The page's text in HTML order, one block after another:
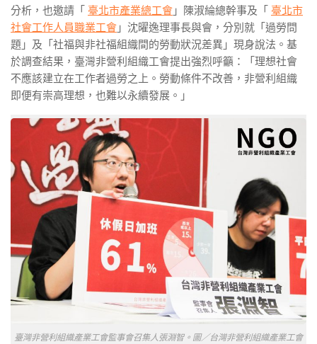
分析，也邀請「 臺北市產業總工會 」陳淑綸總幹事及「 臺北市
社會工作人員職業工會 」沈曜逸理事長與會，分別就「過勞問
題」及「社福與非社福組織間的勞動狀況差異」現身說法。基
於調查結果，臺灣非營利組織工會提出強烈呼籲：「理想社會
不應該建立在工作者過勞之上。勞動條件不改善，非營利組織
即便有崇高理想，也難以永續發展。」
臺灣非營利組織產業工會監事會召集人張淵智。圖／台灣非營利組織產業工會